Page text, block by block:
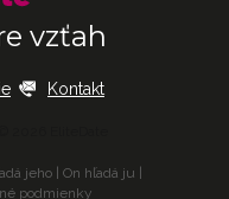
vzťah
Kontakt
jeho On hľadá ju
podmienky